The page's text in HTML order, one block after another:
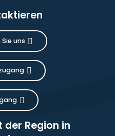
uns
der Region in